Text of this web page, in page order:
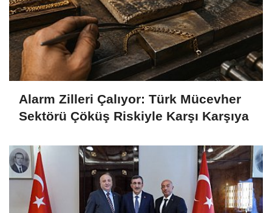
Alarm Zilleri Çalıyor: Türk Mücevher
Sektörü Çöküş Riskiyle Karşı Karşıya